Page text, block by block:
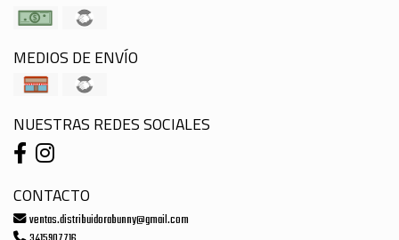
MEDIOS DE ENVÍO
NUESTRAS REDES SOCIALES
CONTACTO
ventas.distribuidorabunny@gmail.com